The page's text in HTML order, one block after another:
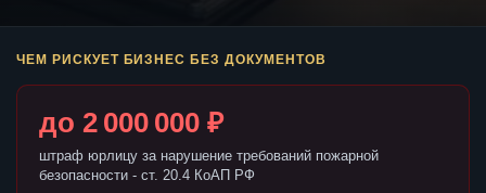
ЧЕМ РИСКУЕТ БИЗНЕС БЕЗ ДОКУМЕНТОВ
до 2 000 000 ₽
штраф юрлицу за нарушение требований пожарной
безопасности - ст. 20.4 КоАП РФ